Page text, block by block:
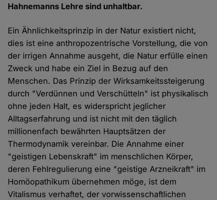
Hahnemanns Lehre sind unhaltbar.
Ein Ähnlichkeitsprinzip in der Natur existiert nicht,
dies ist eine anthropozentrische Vorstellung, die von
der irrigen Annahme ausgeht, die Natur erfülle einen
Zweck und habe ein Ziel in Bezug auf den
Menschen. Das Prinzip der Wirksamkeitssteigerung
durch "Verdünnen und Verschütteln" ist physikalisch
ohne jeden Halt, es widerspricht jeglicher
Alltagserfahrung und ist nicht mit den täglich
millionenfach bewährten Hauptsätzen der
Thermodynamik vereinbar. Die Annahme einer
"geistigen Lebenskraft" im menschlichen Körper,
deren Fehlregulierung eine "geistige Arzneikraft" im
Homöopathikum übernehmen möge, ist dem
Vitalismus verhaftet, der vorwissenschaftlichen